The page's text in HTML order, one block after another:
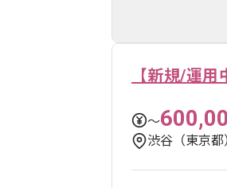
【新規/運
〜
渋谷（東京都